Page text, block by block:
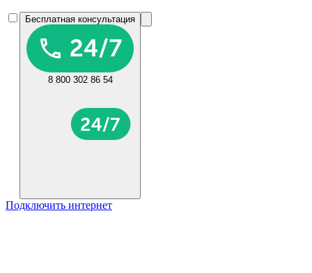
Бесплатная консультация
8 800 302 86 54
Подключить интернет